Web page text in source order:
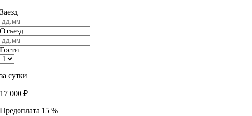
Заезд
Отъезд
Гости
за сутки
17 000 ₽
Предоплата 15 %